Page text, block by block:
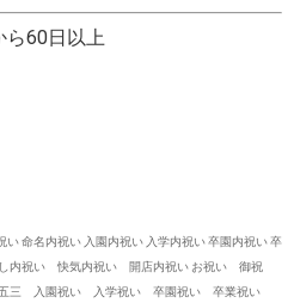
ら60日以上
い 命名内祝い 入園内祝い 入学内祝い 卒園内祝い 卒
内祝い 快気内祝い 開店内祝い お祝い 御祝
三 入園祝い 入学祝い 卒園祝い 卒業祝い